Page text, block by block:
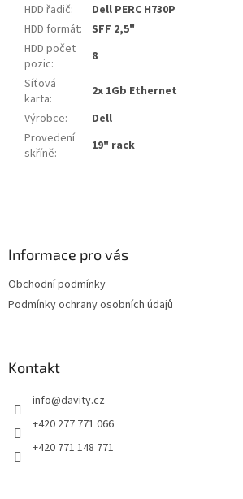
HDD řadič:
Dell PERC H730P
HDD formát:
SFF 2,5"
HDD počet
pozic:
8
Síťová
karta:
2x 1Gb Ethernet
Výrobce:
Dell
Provedení
skříně: 19" rack
Informace pro vás
Obchodní podmínky
Podmínky ochrany osobních údajů
Kontakt
info@davity.cz
+420 277 771 066
+420 771 148 771